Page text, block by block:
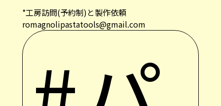
*工房訪問(予約制)と製作依頼
romagnolipastatools@gmail.com